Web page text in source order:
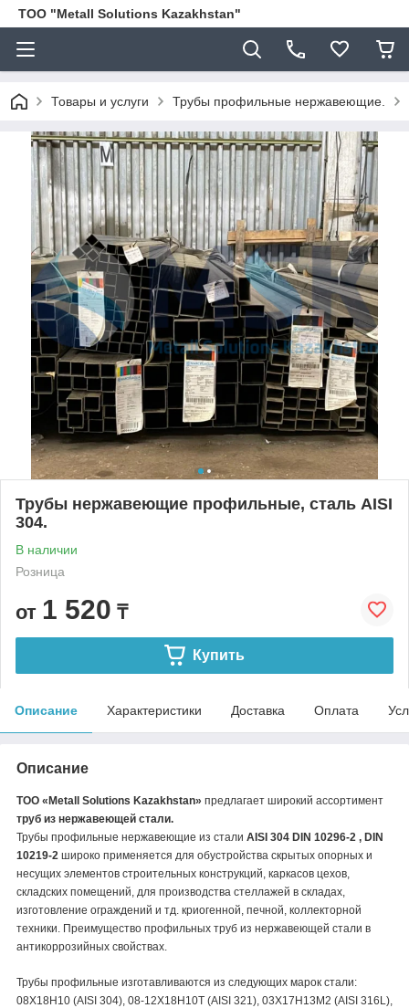
ТОО "Metall Solutions Kazakhstan"
Товары и услуги Трубы профильные нержавеющие.
Трубы нержавеющие профильные, сталь AISI
304.
В наличии
Розница
от 1 520 ₸
Купить
Описание Характеристики Доставка Оплата
Описание
ТОО «Metall Solutions Kazakhstan» предлагает широкий ассортимент
труб из нержавеющей стали.
Трубы профильные нержавеющие из стали AISI 304 DIN 10296-2 , DIN
10219-2 широко применяется для обустройства скрытых опорных и
несущих элементов строительных конструкций, каркасов цехов,
складских помещений, для производства стеллажей в складах,
изготовление ограждений и тд. криогенной, печной, коллекторной
техники. Преимущество профильных труб из нержавеющей стали в
антикоррозийных свойствах.
Трубы профильные изготавливаются из следующих марок стали:
08Х18Н10 (AISI 304), 08-12Х18Н10Т (AISI 321), 03Х17Н13М2 (AISI 316L),